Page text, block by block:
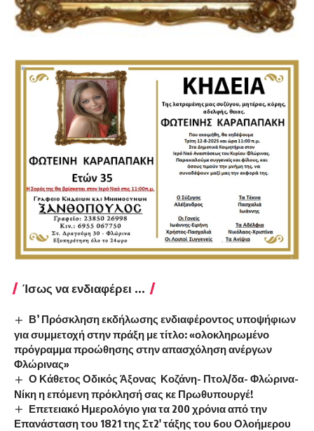
Ίσως να ενδιαφέρει ...
Β’ Πρόσκληση εκδήλωσης ενδιαφέροντος υποψήφιων
για συμμετοχή στην πράξη με τίτλο: «ολοκληρωμένο
πρόγραμμα προώθησης στην απασχόληση ανέργων
Φλώρινας»
Ο Κάθετος Οδικός Άξονας Κοζάνη- Πτολ/δα- Φλώρινα-
Νίκη η επόμενη πρόκλησή σας κε Πρωθυπουργέ!
Επετειακό Ημερολόγιο για τα 200 χρόνια από την
Επανάσταση του 1821 της Στ2′ τάξης του 6ου Ολοήμερου